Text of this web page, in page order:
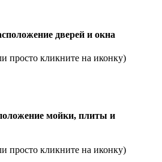
дверей и окна
просто кликните на иконку)
мойки, плиты и
просто кликните на иконку)